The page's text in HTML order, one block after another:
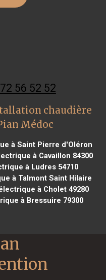
56 52 52
chaudière
Médoc
à Saint Pierre d'Oléron
à Cavaillon 84300
à Ludres 54710
à Talmont Saint Hilaire
à Cholet 49280
à Bressuire 79300